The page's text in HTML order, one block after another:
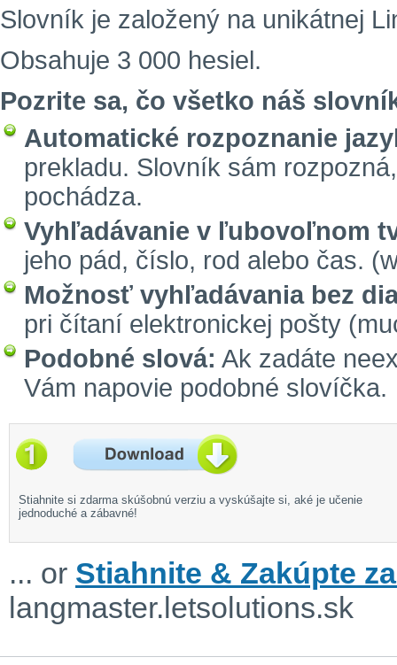
Slovník je založený na unikátnej
Obsahuje 3 000 hesiel.
Pozrite sa, čo všetko náš
Automatické rozpoznanie
prekladu. Slovník sám
pochádza.
Vyhľadávanie v ľubovoľnom
jeho pád, číslo, rod alebo čas.
Možnosť vyhľadávania bez
pri čítaní elektronickej pošty
Podobné slová: Ak zadáte
Vám napovie podobné slovíčka.
Stiahnite si zdarma skúšobnú verziu a vyskúšajte si, aké je učenie
jednoduché a zábavné!
... or Stiahnite & Zakúpte
langmaster.letsolutions.sk